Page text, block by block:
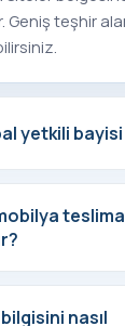
teşhir
yetkili bayisi
nasıl